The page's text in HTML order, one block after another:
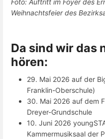
Foto: Auftritt im Foyer des
Weihnachtsfeier des
Da sind wir das
hören:
29. Mai 2026 auf der
Franklin-Oberschule)
30. Mai 2026 auf dem
Dreyer-Grundschule
10. Juni 2026
Kammermusiksaal der